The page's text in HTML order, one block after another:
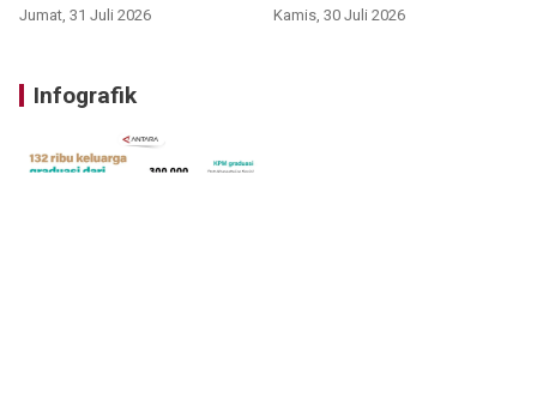
Jumat, 31 Juli 2026 Kamis, 30 Juli 2026
Infografik